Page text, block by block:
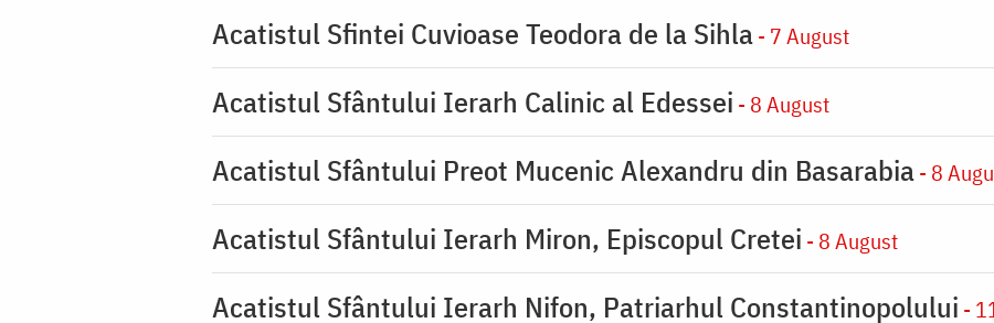
Acatistul Sfintei Cuvioase Teodora de la Sihla- 7 August
Acatistul Sfântului Ierarh Calinic al Edessei - 8 August
Acatistul Sfântului Preot Mucenic Alexandru din Basarabia- 8
Acatistul Sfântului Ierarh Miron, Episcopul Cretei - 8 August
Acatistul Sfântului Ierarh Nifon, Patriarhul Constantinopolului -